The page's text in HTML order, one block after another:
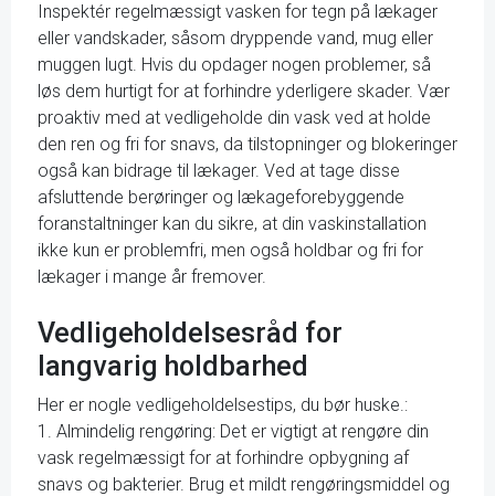
Inspektér regelmæssigt vasken for tegn på lækager
eller vandskader, såsom dryppende vand, mug eller
muggen lugt. Hvis du opdager nogen problemer, så
løs dem hurtigt for at forhindre yderligere skader. Vær
proaktiv med at vedligeholde din vask ved at holde
den ren og fri for snavs, da tilstopninger og blokeringer
også kan bidrage til lækager. Ved at tage disse
afsluttende berøringer og lækageforebyggende
foranstaltninger kan du sikre, at din vaskinstallation
ikke kun er problemfri, men også holdbar og fri for
lækager i mange år fremover.
Vedligeholdelsesråd for
langvarig holdbarhed
Her er nogle vedligeholdelsestips, du bør huske.:
1. Almindelig rengøring: Det er vigtigt at rengøre din
vask regelmæssigt for at forhindre opbygning af
snavs og bakterier. Brug et mildt rengøringsmiddel og